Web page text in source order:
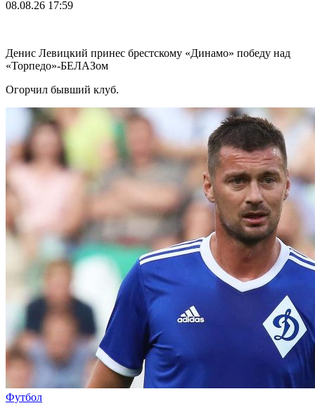
08.08.26 17:59
Денис Левицкий принес брестскому «Динамо» победу над
«Торпедо»-БЕЛАЗом
Огорчил бывший клуб.
Футбол